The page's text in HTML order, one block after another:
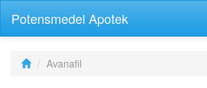
Potensmedel Apotek
Avanafil